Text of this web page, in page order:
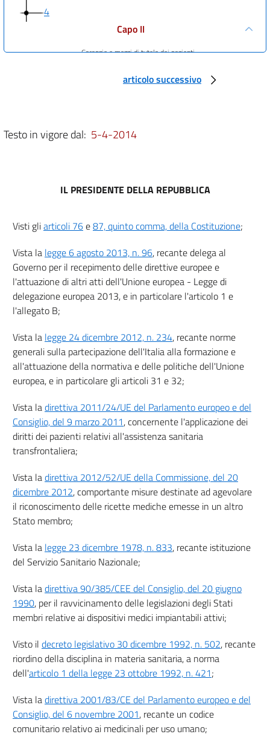
4
Capo II
Garanzie e mezzi di tutela dei pazienti
11
12
13
14
16
Capo V
Disposizioni finali
17
18
19
Allegati
Allegato
Allegato
articolo successivo
Testo in vigore dal: 5-4-2014
IL PRESIDENTE DELLA REPUBBLICA
Visti gliarticoli 76e87, quinto comma, della Costituzione;
Vista la legge 6 agosto 2013, n. 96, recante delega al
Governo per il recepimento delle direttive europee e
l'attuazione di altri atti dell'Unione europea - Legge di
delegazione europea 2013, e in particolare l'articolo 1 e
l'allegato B;
Vista la legge 24 dicembre 2012, n. 234, recante norme
generali sulla partecipazione dell'Italia alla formazione e
all'attuazione della normativa e delle politiche dell'Unione
europea, e in particolare gli articoli 31 e 32;
Vista ladirettiva 2011/24/UE del Parlamento europeo e del
Consiglio, del 9 marzo 2011, concernente l'applicazione dei
diritti dei pazienti relativi all'assistenza sanitaria
transfrontaliera;
Vista ladirettiva 2012/52/UE della Commissione, del 20
dicembre 2012, comportante misure destinate ad agevolare
il riconoscimento delle ricette mediche emesse in un altro
Stato membro;
Vista la legge 23 dicembre 1978, n. 833, recante istituzione
del Servizio Sanitario Nazionale;
Vista ladirettiva 90/385/CEE del Consiglio, del 20 giugno
1990, per il ravvicinamento delle legislazioni degli Stati
membri relative ai dispositivi medici impiantabili attivi;
Visto il decreto legislativo 30 dicembre 1992, n. 502, recante
riordino della disciplina in materia sanitaria, a norma
dell'articolo 1 della legge 23 ottobre 1992, n. 421;
Vista ladirettiva 2001/83/CE del Parlamento europeo e del
Consiglio, del 6 novembre 2001, recante un codice
comunitario relativo ai medicinali per uso umano;